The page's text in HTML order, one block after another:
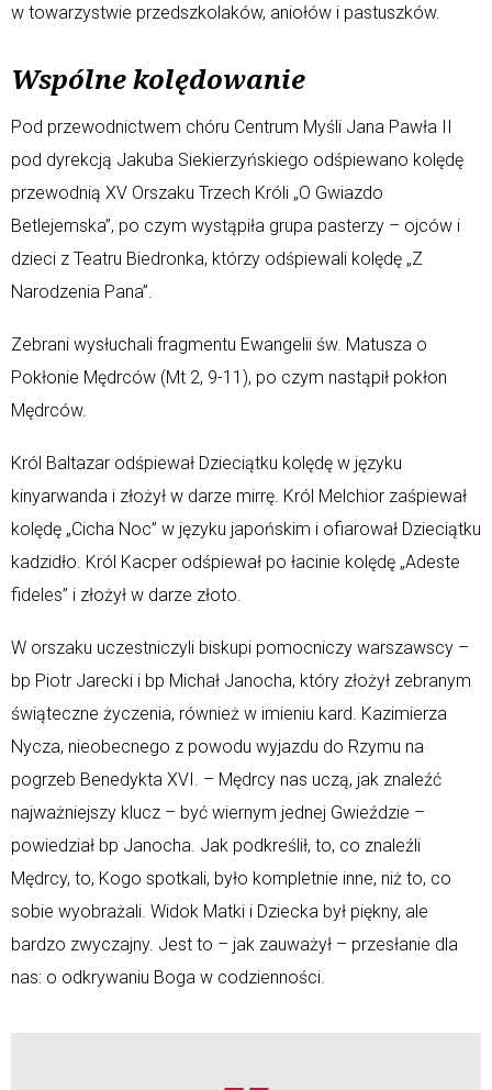
w towarzystwie przedszkolaków, aniołów i pastuszków.
Wspólne kolędowanie
Pod przewodnictwem chóru Centrum Myśli Jana Pawła II
pod dyrekcją Jakuba Siekierzyńskiego odśpiewano kolędę
przewodnią XV Orszaku Trzech Króli „O Gwiazdo
Betlejemska”, po czym wystąpiła grupa pasterzy – ojców i
dzieci z Teatru Biedronka, którzy odśpiewali kolędę „Z
Narodzenia Pana”.
Zebrani wysłuchali fragmentu Ewangelii św. Matusza o
Pokłonie Mędrców (Mt 2, 9-11), po czym nastąpił pokłon
Mędrców.
Król Baltazar odśpiewał Dzieciątku kolędę w języku
kinyarwanda i złożył w darze mirrę. Król Melchior zaśpiewał
kolędę „Cicha Noc” w języku japońskim i ofiarował Dzieciątku
kadzidło. Król Kacper odśpiewał po łacinie kolędę „Adeste
fideles” i złożył w darze złoto.
W orszaku uczestniczyli biskupi pomocniczy warszawscy –
bp Piotr Jarecki i bp Michał Janocha, który złożył zebranym
świąteczne życzenia, również w imieniu kard. Kazimierza
Nycza, nieobecnego z powodu wyjazdu do Rzymu na
pogrzeb Benedykta XVI. – Mędrcy nas uczą, jak znaleźć
najważniejszy klucz – być wiernym jednej Gwieździe –
powiedział bp Janocha. Jak podkreślił, to, co znaleźli
Mędrcy, to, Kogo spotkali, było kompletnie inne, niż to, co
sobie wyobrażali. Widok Matki i Dziecka był piękny, ale
bardzo zwyczajny. Jest to – jak zauważył – przesłanie dla
nas: o odkrywaniu Boga w codzienności.